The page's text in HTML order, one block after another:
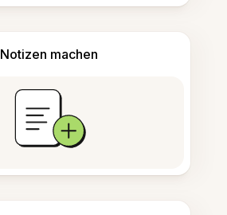
Notizen machen